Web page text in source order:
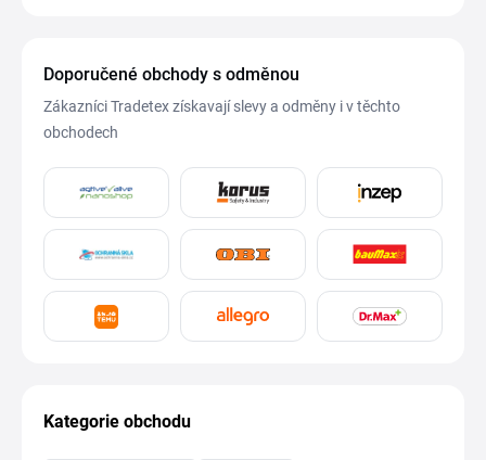
Doporučené obchody s odměnou
Zákazníci Tradetex získavají slevy a odměny i v těchto
obchodech
Kategorie obchodu